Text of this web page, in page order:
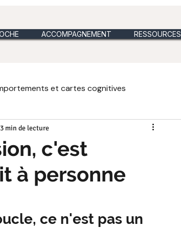
ACCOMPAGNEMENT RESSOURCES
et cartes cognitives
du jour
Intuition heuristique et holistique
c'est
à personne
3 min de lecture
ce n'est pas un